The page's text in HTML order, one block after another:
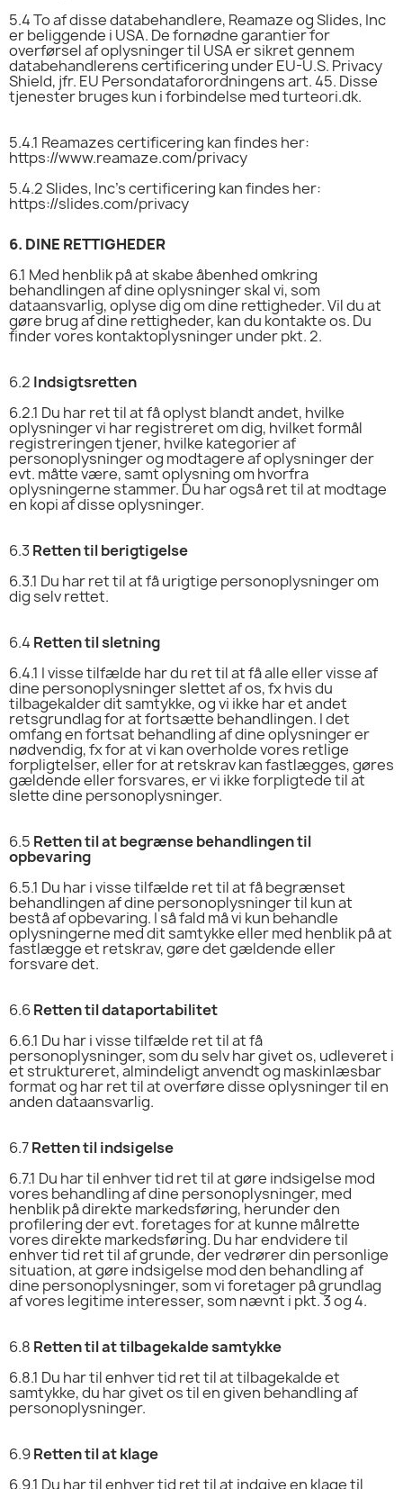
5.4To af disse databehandlere, Reamaze og Slides, Inc
er beliggende i USA. De fornødne garantier for
overførsel af oplysninger til USA er sikret gennem
databehandlerens certificering under EU-U.S. Privacy
Shield, jfr. EU Persondataforordningens art. 45. Disse
tjenester bruges kun i forbindelse med turteori.dk.
5.4.1 Reamazes certificering kan findes her:
https://www.reamaze.com/privacy
5.4.2Slides, Inc’s certificering kan findes her:
https://slides.com/privacy
6. DINE RETTIGHEDER
6.1 Med henblik på at skabe åbenhed omkring
behandlingen af dine oplysninger skal vi, som
dataansvarlig, oplyse dig om dine rettigheder. Vil du at
gøre brug af dine rettigheder, kan du kontakte os. Du
finder vores kontaktoplysninger under pkt. 2.
6.2 Indsigtsretten
6.2.1 Du har ret til at få oplyst blandt andet, hvilke
oplysninger vi har registreret om dig, hvilket formål
registreringen tjener, hvilke kategorier af
personoplysninger og modtagere af oplysninger der
evt. måtte være, samt oplysning om hvorfra
oplysningerne stammer. Du har også ret til at modtage
en kopi af disse oplysninger.
6.3Retten til berigtigelse
6.3.1 Du har ret til at få urigtige personoplysninger om
dig selv rettet.
6.4 Retten til sletning
6.4.1 I visse tilfælde har du ret til at få alle eller visse af
dine personoplysninger slettet af os, fx hvis du
tilbagekalder dit samtykke, og vi ikke har et andet
retsgrundlag for at fortsætte behandlingen. I det
omfang en fortsat behandling af dine oplysninger er
nødvendig, fx for at vi kan overholde vores retlige
forpligtelser, eller for at retskrav kan fastlægges, gøres
gældende eller forsvares, er vi ikke forpligtede til at
slette dine personoplysninger.
6.5 Retten til at begrænse behandlingen til
opbevaring
6.5.1 Du har i visse tilfælde ret til at få begrænset
behandlingen af dine personoplysninger til kun at
bestå af opbevaring. I så fald må vi kun behandle
oplysningerne med dit samtykke eller med henblik på at
fastlægge et retskrav, gøre det gældende eller
forsvare det.
6.6Retten til dataportabilitet
6.6.1 Du har i visse tilfælde ret til at få
personoplysninger, som du selv har givet os, udleveret i
et struktureret, almindeligt anvendt og maskinlæsbar
format og har ret til at overføre disse oplysninger til en
anden dataansvarlig.
6.7Retten til indsigelse
6.7.1 Du har til enhver tid ret til at gøre indsigelse mod
vores behandling af dine personoplysninger, med
henblik på direkte markedsføring, herunder den
profilering der evt. foretages for at kunne målrette
vores direkte markedsføring. Du har endvidere til
enhver tid ret til af grunde, der vedrører din personlige
situation, at gøre indsigelse mod den behandling af
dine personoplysninger, som vi foretager på grundlag
af vores legitime interesser, som nævnt i pkt. 3 og 4.
6.8 Retten til at tilbagekalde samtykke
6.8.1 Du har til enhver tid ret til at tilbagekalde et
samtykke, du har givet os til en given behandling af
personoplysninger.
6.9Retten til at klage
6.9.1 Du har til enhver tid ret til at indgive en klage til